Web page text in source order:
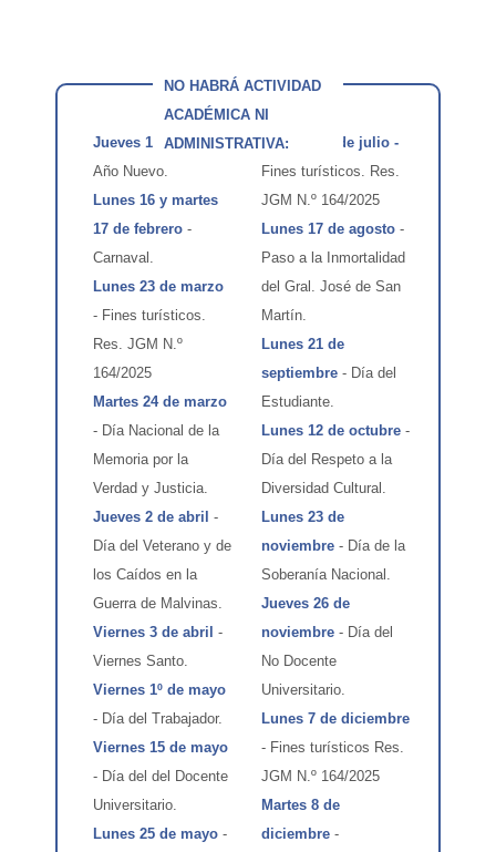
NO HABRÁ ACTIVIDAD
ACADÉMICA NI
ADMINISTRATIVA:
Jueves 1 de enero-
Año Nuevo.
Lunes 16 y martes
17 de febrero -
Carnaval.
Lunes 23 de marzo
- Fines turísticos.
Res. JGM N.º
164/2025
Martes 24 de marzo
- Día Nacional de la
Memoria por la
Verdad y Justicia.
Jueves 2 de abril -
Día del Veterano y de
los Caídos en la
Guerra de Malvinas.
Viernes 3 de abril -
Viernes Santo.
Viernes 1º de mayo
- Día del Trabajador.
Viernes 15 de mayo
- Día del del Docente
Universitario.
Lunes 25 de mayo -
Viernes 10 de julio -
Fines turísticos. Res.
JGM N.º 164/2025
Lunes 17 de agosto -
Paso a la Inmortalidad
del Gral. José de San
Martín.
Lunes 21 de
septiembre - Día del
Estudiante.
Lunes 12 de octubre -
Día del Respeto a la
Diversidad Cultural.
Lunes 23 de
noviembre - Día de la
Soberanía Nacional.
Jueves 26 de
noviembre - Día del
No Docente
Universitario.
Lunes 7 de diciembre
- Fines turísticos Res.
JGM N.º 164/2025
Martes 8 de
diciembre -